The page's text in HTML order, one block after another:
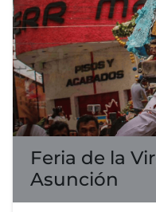
Feria de la
Asunción